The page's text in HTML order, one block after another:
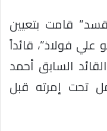
قامت بتعيين
علي فولاذ”، قائداً
السابق أحمد
تحت إمرته قبل